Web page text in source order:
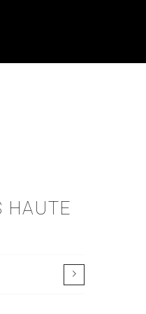
HAUTE